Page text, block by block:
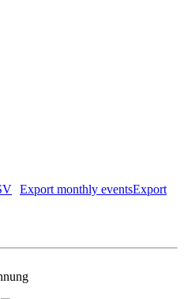
Export monthly eventsExport